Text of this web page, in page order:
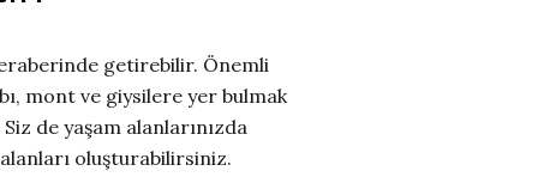
getirebilir. Önemli
mont ve giysilere yer bulmak
de yaşam alanlarınızda
oluşturabilirsiniz.